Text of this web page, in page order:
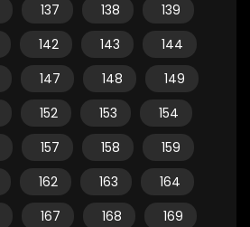
137 138
139
142 143
144
147 148
149
152 153
154
157 158
159
162 163
164
167 168
169